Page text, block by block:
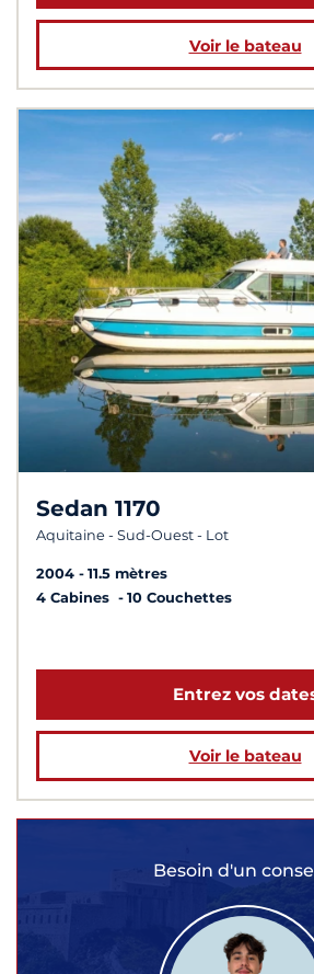
Voir le bateau
Sedan 1170
Aquitaine - Sud-Ouest - Lot
2004
11.5 mètres
4 Cabines
10 Couchettes
Entrez vos
Voir le bateau
Besoin d'un